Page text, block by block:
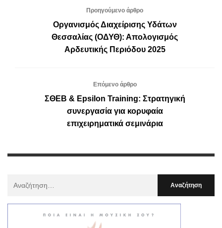
Προηγούμενο άρθρο
Οργανισμός Διαχείρισης Υδάτων
Θεσσαλίας (ΟΔΥΘ): Απολογισμός
Αρδευτικής Περιόδου 2025
Επόμενο άρθρο
ΣΘΕΒ & Epsilon Training: Στρατηγική
συνεργασία για κορυφαία
επιχειρηματικά σεμινάρια
: